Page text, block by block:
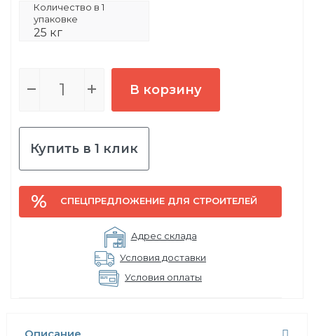
Количество в 1
упаковке
25 кг
В корзину
Купить в 1 клик
СПЕЦПРЕДЛОЖЕНИЕ ДЛЯ СТРОИТЕЛЕЙ
Адрес склада
Условия доставки
Условия оплаты
Описание